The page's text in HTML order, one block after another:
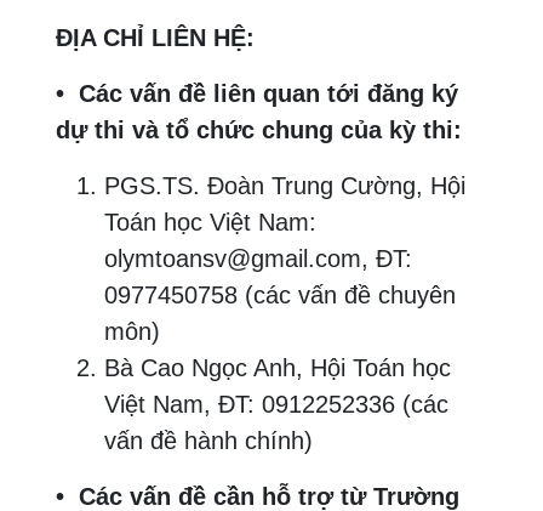
ĐỊA CHỈ LIÊN HỆ:
• Các vấn đề liên quan tới đăng ký
dự thi và tổ chức chung của kỳ thi:
PGS.TS. Đoàn Trung Cường, Hội
Toán học Việt Nam:
olymtoansv@gmail.com, ĐT:
0977450758 (các vấn đề chuyên
môn)
Bà Cao Ngọc Anh, Hội Toán học
Việt Nam, ĐT: 0912252336 (các
vấn đề hành chính)
• Các vấn đề cần hỗ trợ từ Trường